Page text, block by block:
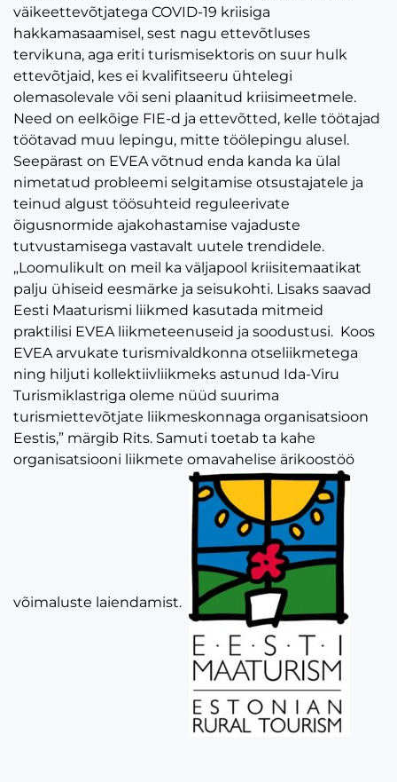
väikeettevõtjatega COVID-19 kriisiga
hakkamasaamisel, sest nagu ettevõtluses
tervikuna, aga eriti turismisektoris on suur hulk
ettevõtjaid, kes ei kvalifitseeru ühtelegi
olemasolevale või seni plaanitud kriisimeetmele.
Need on eelkõige FIE-d ja ettevõtted, kelle töötajad
töötavad muu lepingu, mitte töölepingu alusel.
Seepärast on EVEA võtnud enda kanda ka ülal
nimetatud probleemi selgitamise otsustajatele ja
teinud algust töösuhteid reguleerivate
õigusnormide ajakohastamise vajaduste
tutvustamisega vastavalt uutele trendidele.
„Loomulikult on meil ka väljapool kriisitemaatikat
palju ühiseid eesmärke ja seisukohti. Lisaks saavad
Eesti Maaturismi liikmed kasutada mitmeid
praktilisi EVEA liikmeteenuseid ja soodustusi. Koos
EVEA arvukate turismivaldkonna otseliikmetega
ning hiljuti kollektiivliikmeks astunud Ida-Viru
Turismiklastriga oleme nüüd suurima
turismiettevõtjate liikmeskonnaga organisatsioon
Eestis,” märgib Rits. Samuti toetab ta kahe
organisatsiooni liikmete omavahelise ärikoostöö
võimaluste laiendamist.